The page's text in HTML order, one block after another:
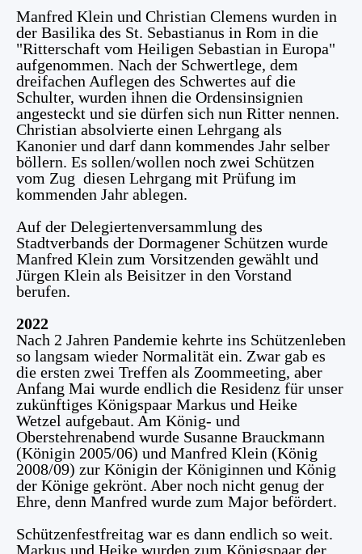
Manfred Klein und Christian Clemens wurden in
der Basilika des St. Sebastianus in Rom in die
"Ritterschaft vom Heiligen Sebastian in Europa"
aufgenommen. Nach der Schwertlege, dem
dreifachen Auflegen des Schwertes auf die
Schulter, wurden ihnen die Ordensinsignien
angesteckt und sie dürfen sich nun Ritter nennen.
Christian absolvierte einen Lehrgang als
Kanonier und darf dann kommendes Jahr selber
böllern. Es sollen/wollen noch zwei Schützen
vom Zug diesen Lehrgang mit Prüfung im
kommenden Jahr ablegen.
Auf der Delegiertenversammlung des
Stadtverbands der Dormagener Schützen wurde
Manfred Klein zum Vorsitzenden gewählt und
Jürgen Klein als Beisitzer in den Vorstand
berufen.
2022
Nach 2 Jahren Pandemie kehrte ins Schützenleben
so langsam wieder Normalität ein. Zwar gab es
die ersten zwei Treffen als Zoommeeting, aber
Anfang Mai wurde endlich die Residenz für unser
zukünftiges Königspaar Markus und Heike
Wetzel aufgebaut. Am König- und
Oberstehrenabend wurde Susanne Brauckmann
(Königin 2005/06) und Manfred Klein (König
2008/09) zur Königin der Königinnen und König
der Könige gekrönt. Aber noch nicht genug der
Ehre, denn Manfred wurde zum Major befördert.
Schützenfestfreitag war es dann endlich so weit.
Markus und Heike wurden zum Königspaar der